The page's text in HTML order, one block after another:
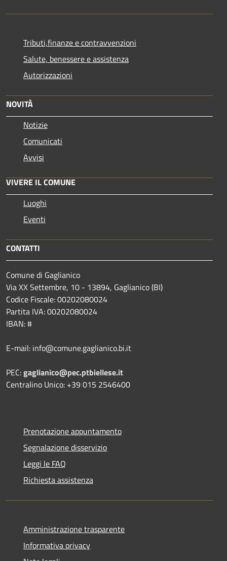
Tributi,finanze e contravvenzioni
Salute, benessere e assistenza
Autorizzazioni
NOVITÀ
Notizie
Comunicati
Avvisi
VIVERE IL COMUNE
Luoghi
Eventi
CONTATTI
Comune di Gaglianico
Via XX Settembre, 10 - 13894, Gaglianico (BI)
Codice Fiscale: 00202080024
Partita IVA: 00202080024
IBAN: #
E-mail: info@comune.gaglianico.bi.it
PEC:gaglianico@pec.ptbiellese.it
Centralino Unico: +39 015 2546400
Prenotazione appuntamento
Segnalazione disservizio
Leggi le FAQ
Richiesta assistenza
Amministrazione trasparente
Informativa privacy